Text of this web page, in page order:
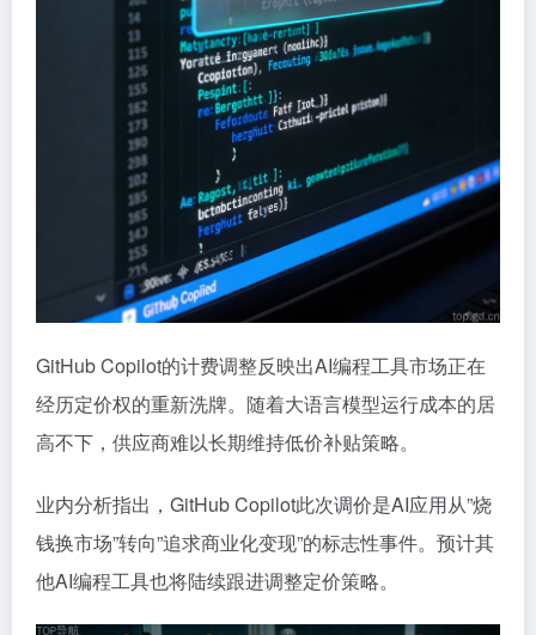
GitHub Copilot的计费调整反映出AI编程工具市场正在
经历定价权的重新洗牌。随着大语言模型运行成本的居
高不下，供应商难以长期维持低价补贴策略。
业内分析指出，GitHub Copilot此次调价是AI应用从”烧
钱换市场”转向”追求商业化变现”的标志性事件。预计其
他AI编程工具也将陆续跟进调整定价策略。